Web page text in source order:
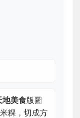
地美食版圖
粿，切成方